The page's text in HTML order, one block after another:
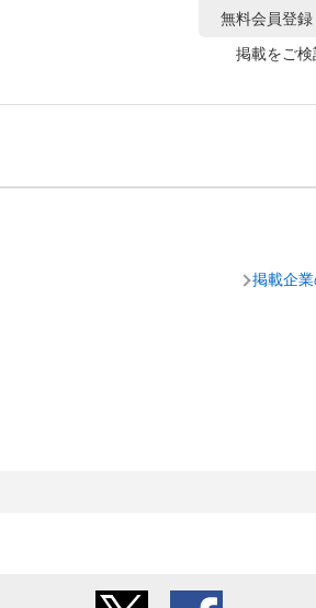
掲載をご
無料会員登録
掲載企